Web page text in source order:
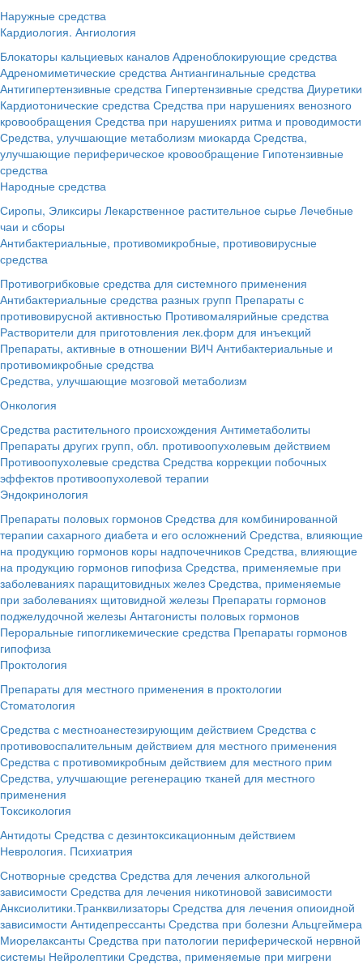
Наружные средства
Кардиология. Ангиология
Блокаторы кальциевых каналов Адреноблокирующие средства
Адреномиметические средства Антиангинальные средства
Антигипертензивные средства Гипертензивные средства Диуретики
Кардиотонические средства Средства при нарушениях венозного
кровообращения Средства при нарушениях ритма и проводимости
Средства, улучшающие метаболизм миокарда Средства,
улучшающие периферическое кровообращение Гипотензивные
средства
Народные средства
Сиропы, Эликсиры Лекарственное растительное сырье Лечебные
чаи и сборы
Антибактериальные, противомикробные, противовирусные
средства
Противогрибковые средства для системного применения
Антибактериальные средства разных групп Препараты с
противовирусной активностью Противомалярийные средства
Растворители для приготовления лек.форм для инъекций
Препараты, активные в отношении ВИЧ Антибактериальные и
противомикробные средства
Средства, улучшающие мозговой метаболизм
Онкология
Средства растительного происхождения Антиметаболиты
Препараты других групп, обл. противоопухолевым действием
Противоопухолевые средства Средства коррекции побочных
эффектов противоопухолевой терапии
Эндокринология
Препараты половых гормонов Средства для комбинированной
терапии сахарного диабета и его осложнений Средства, влияющие
на продукцию гормонов коры надпочечников Средства, влияющие
на продукцию гормонов гипофиза Средства, применяемые при
заболеваниях паращитовидных желез Средства, применяемые
при заболеваниях щитовидной железы Препараты гормонов
поджелудочной железы Антагонисты половых гормонов
Пероральные гипогликемические средства Препараты гормонов
гипофиза
Проктология
Препараты для местного применения в проктологии
Стоматология
Средства с местноанестезирующим действием Средства с
противовоспалительным действием для местного применения
Средства с противомикробным действием для местного прим
Средства, улучшающие регенерацию тканей для местного
применения
Токсикология
Антидоты Средства с дезинтоксикационным действием
Неврология. Психиатрия
Снотворные средства Средства для лечения алкогольной
зависимости Средства для лечения никотиновой зависимости
Анксиолитики.Транквилизаторы Средства для лечения опиоидной
зависимости Антидепрессанты Средства при болезни Альцгеймера
Миорелаксанты Средства при патологии периферической нервной
системы Нейролептики Средства, применяемые при мигрени